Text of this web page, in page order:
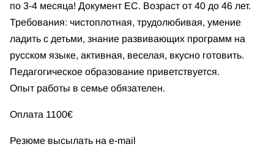
по 3-4 месяца! Документ ЕС. Возраст от 40 до 46 лет.
Требования: чистоплотная, трудолюбивая, умение
ладить с детьми, знание развивающих программ на
русском языке, активная, веселая, вкусно готовить.
Педагогическое образование приветствуется.
Опыт работы в семье обязателен.
Оплата 1100€
Резюме высылать на e-mail